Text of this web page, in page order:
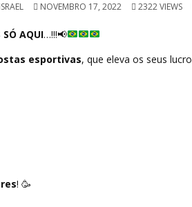
ISRAEL NOVEMBRO 17, 2022 2322 VIEWS
SÓ AQUI…!!!📢
esportivas, que eleva os seus
! 🥳